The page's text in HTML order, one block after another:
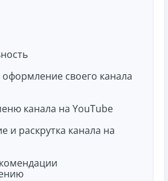
своего канала
канала на YouTube
и раскрутка канала на